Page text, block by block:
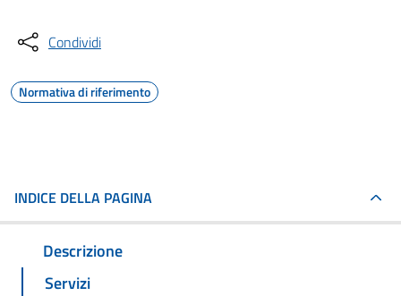
Condividi
Normativa di riferimento
INDICE DELLA PAGINA
Descrizione
Servizi